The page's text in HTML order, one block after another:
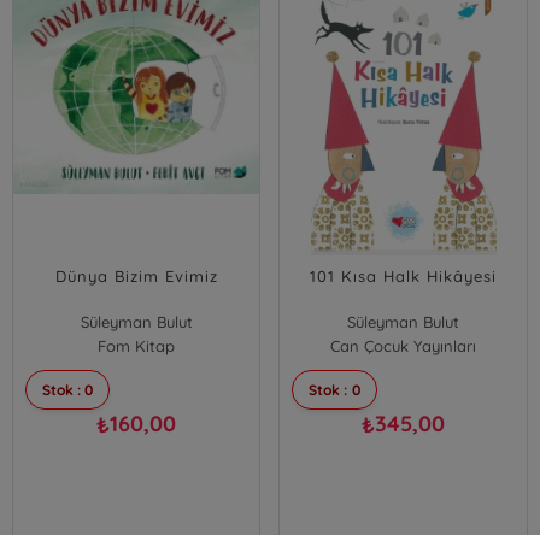
Dünya Bizim Evimiz
Süleyman Bulut
Fom Kitap
Stok : 0
₺160,00
101 Kısa Halk Hikâyesi
Süleyman Bulut
Can Çocuk Yayınları
Stok : 0
₺345,00